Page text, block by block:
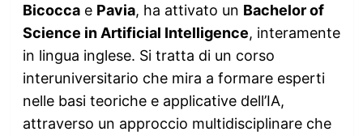
Bicoccae Pavia, ha attivato un Bachelor of
Science in Artificial Intelligence, interamente
in lingua inglese. Si tratta di un corso
interuniversitario che mira a formare esperti
nelle basi teoriche e applicative dell’IA,
attraverso un approccio multidisciplinare che